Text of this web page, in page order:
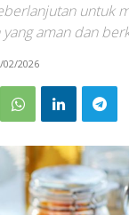
untuk
aman dan
02/2026